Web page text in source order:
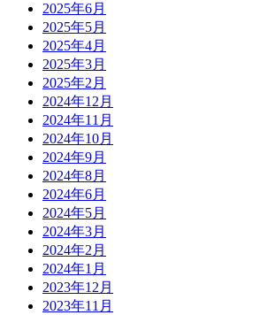
2025年6月
2025年5月
2025年4月
2025年3月
2025年2月
2024年12月
2024年11月
2024年10月
2024年9月
2024年8月
2024年6月
2024年5月
2024年3月
2024年2月
2024年1月
2023年12月
2023年11月